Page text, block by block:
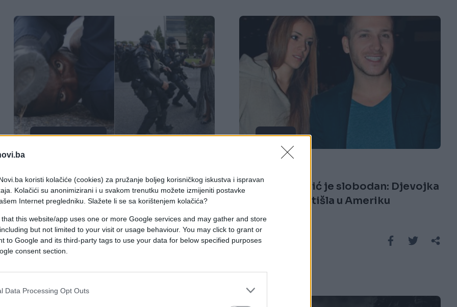
koristi kolačiće (cookies) za pružanje boljeg korisničkog iskustva i ispravan
Kolačići su anonimizirani i u svakom trenutku možete izmijeniti postavke
Internet pregledniku. Slažete li se sa korištenjem kolačića?
that this website/app uses one or more Google services and may gather and store
but not limited to your visit or usage behaviour. You may click to grant or
to Google and its third-party tags to use your data for below specified purposes
consent section.
Data Processing Opt Outs
ZANIMLJIVOSTI
Svojom hrabrošću postala je simbol
otpora i borbe za rasnu jednakost
(FOTO)
Saznaj više
KIOSK
Saša Kovačević je slobodan: Djevojka
ga ostavila i otišla u Ameriku
Saznaj više